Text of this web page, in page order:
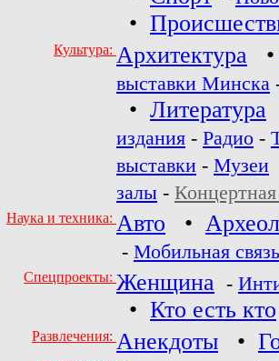
•
Культура: Архитектура •
выставки Минска
• Литература
издания - Радио -
выставки - Музеи
залы -
Наука и техника: Авто •
- Мобильная связь
Спецпроекты: Женщина -
• Кто есть кто
Развлечения: Анекдоты •